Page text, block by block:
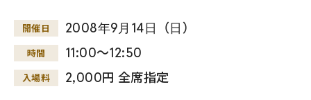
開催日 2008年9月 14日 （日 ）
時間 11:00～12:50
入場料 2,000円 全席指定